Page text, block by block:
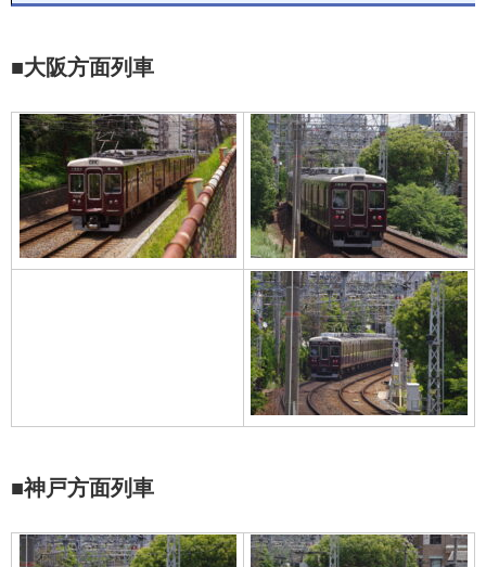
■大阪方面列車
■神戸方面列車